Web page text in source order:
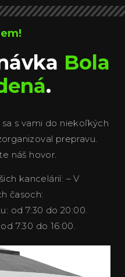
Bola
.
s vami do niekoľkých
prepravu.
náš hovor.
kancelárií: – V
časoch:
od 7:30 do 20:00.
7:30 do 16:00.